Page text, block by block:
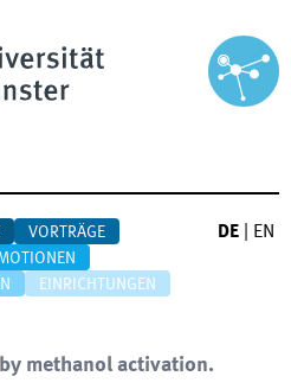
VORTRÄGE
EINRICHTUNGEN
DE EN
methanol activation.